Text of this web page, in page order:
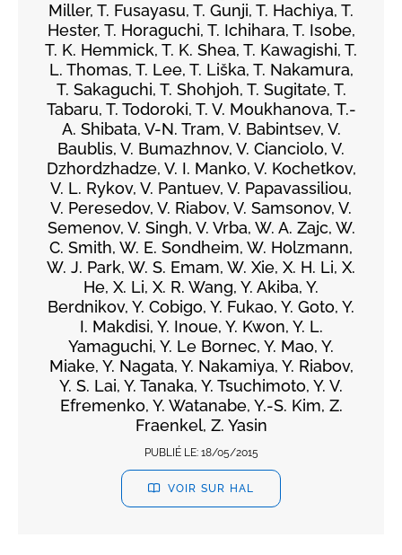
Miller, T. Fusayasu, T. Gunji, T. Hachiya, T.
Hester, T. Horaguchi, T. Ichihara, T. Isobe,
T. K. Hemmick, T. K. Shea, T. Kawagishi, T.
L. Thomas, T. Lee, T. Liška, T. Nakamura,
T. Sakaguchi, T. Shohjoh, T. Sugitate, T.
Tabaru, T. Todoroki, T. V. Moukhanova, T.-
A. Shibata, V-N. Tram, V. Babintsev, V.
Baublis, V. Bumazhnov, V. Cianciolo, V.
Dzhordzhadze, V. I. Manko, V. Kochetkov,
V. L. Rykov, V. Pantuev, V. Papavassiliou,
V. Peresedov, V. Riabov, V. Samsonov, V.
Semenov, V. Singh, V. Vrba, W. A. Zajc, W.
C. Smith, W. E. Sondheim, W. Holzmann,
W. J. Park, W. S. Emam, W. Xie, X. H. Li, X.
He, X. Li, X. R. Wang, Y. Akiba, Y.
Berdnikov, Y. Cobigo, Y. Fukao, Y. Goto, Y.
I. Makdisi, Y. Inoue, Y. Kwon, Y. L.
Yamaguchi, Y. Le Bornec, Y. Mao, Y.
Miake, Y. Nagata, Y. Nakamiya, Y. Riabov,
Y. S. Lai, Y. Tanaka, Y. Tsuchimoto, Y. V.
Efremenko, Y. Watanabe, Y.-S. Kim, Z.
Fraenkel, Z. Yasin
PUBLIÉ LE: 18/05/2015
VOIR SUR HAL